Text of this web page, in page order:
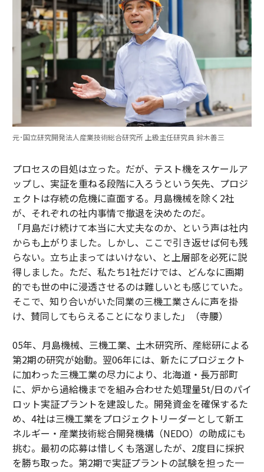
元･国立研究開発法人産業技術総合研究所 上級主任研究員 鈴木善三
プロセスの目処は立った。だが、テスト機をスケールア
ップし、実証を重ねる段階に入ろうという矢先、プロジ
ェクトは存続の危機に直面する。月島機械を除く2社
が、それぞれの社内事情で撤退を決めたのだ。
「月島だけ続けて本当に大丈夫なのか、という声は社内
からも上がりました。しかし、ここで引き返せば何も残
らない。立ち止まってはいけない、と上層部を必死に説
得しました。ただ、私たち1社だけでは、どんなに画期
的でも世の中に浸透させるのは難しいとも感じていた。
そこで、知り合いがいた同業の三機工業さんに声を掛
け、賛同してもらえることになりました」（寺腰）
05年、月島機械、三機工業、土木研究所、産総研による
第2期の研究が始動。翌06年には、新たにプロジェクト
に加わった三機工業の尽力により、北海道・長万部町
に、炉から過給機までを組み合わせた処理量5t/日のパイ
ロット実証プラントを建設した。開発資金を確保するた
め、4社は三機工業をプロジェクトリーダーとして新エ
ネルギー・産業技術総合開発機構（NEDO）の助成にも
挑む。最初の応募は惜しくも落選したが、2度目に採択
を勝ち取った。第2期で実証プラントの試験を担った一